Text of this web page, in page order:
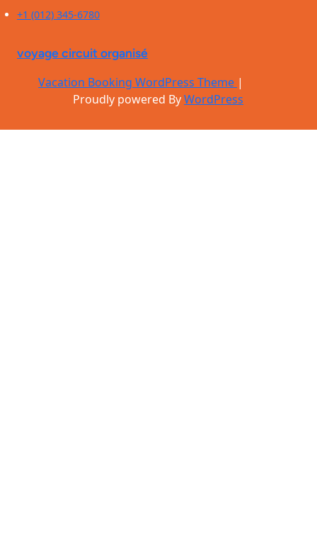
+1 (012) 345-6780
voyage circuit organisé
Vacation Booking WordPress Theme |
Proudly powered ByWordPress